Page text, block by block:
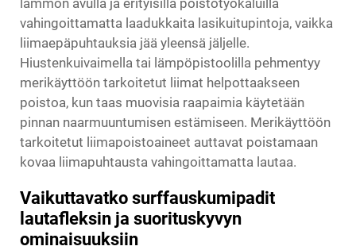
lämmön avulla ja erityisillä poistotyökaluilla
vahingoittamatta laadukkaita lasikuitupintoja, vaikka
liimaepäpuhtauksia jää yleensä jäljelle.
Hiustenkuivaimella tai lämpöpistoolilla pehmentyy
merikäyttöön tarkoitetut liimat helpottaakseen
poistoa, kun taas muovisia raapaimia käytetään
pinnan naarmuuntumisen estämiseen. Merikäyttöön
tarkoitetut liimapoistoaineet auttavat poistamaan
kovaa liimapuhtausta vahingoittamatta lautaa.
Vaikuttavatko surffauskumipadit
lautafleksin ja suorituskyvyn
ominaisuuksiin